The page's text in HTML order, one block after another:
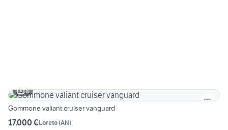
6
Gommone valiant cruiser vanguard
17.000 €Loreto(AN)